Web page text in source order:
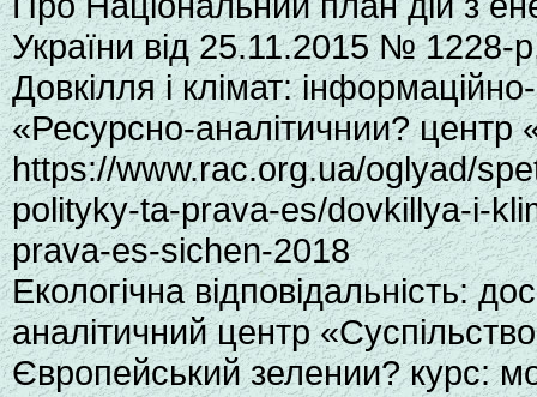
України від 25.11.2015 №
Довкілля і клімат:
«Ресурсно-аналітичнии? центр
https://www.rac.org.ua/oglyad/
polityky-ta-prava-es/dovkillya-i-
prava-es-sichen-2018
Екологічна відповідальність:
аналітичний центр
Європейський зелении? курс: